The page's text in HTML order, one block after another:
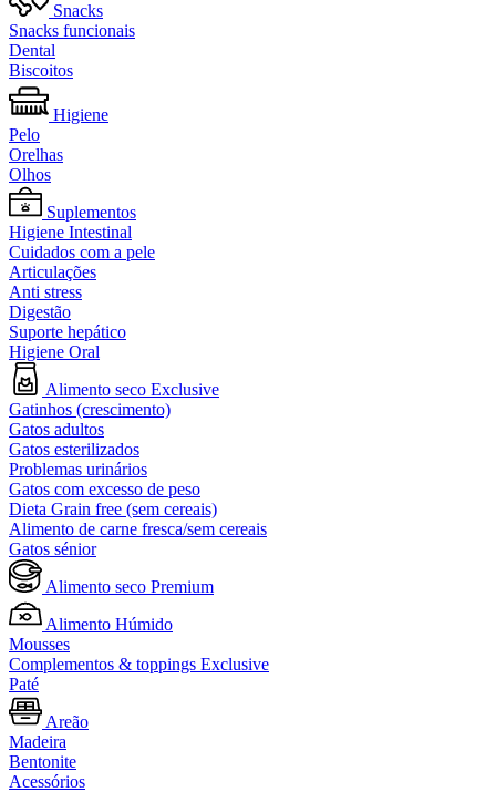
Snacks
Snacks funcionais
Dental
Biscoitos
Higiene
Pelo
Orelhas
Olhos
Suplementos
Higiene Intestinal
Cuidados com a pele
Articulações
Anti stress
Digestão
Suporte hepático
Higiene Oral
Alimento seco Exclusive
Gatinhos (crescimento)
Gatos adultos
Gatos esterilizados
Problemas urinários
Gatos com excesso de peso
Dieta Grain free (sem cereais)
Alimento de carne fresca/sem cereais
Gatos sénior
Alimento seco Premium
Alimento Húmido
Mousses
Complementos & toppings Exclusive
Paté
Areão
Madeira
Bentonite
Acessórios